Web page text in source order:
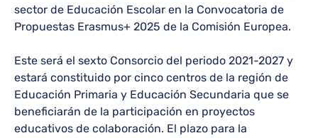
sector de Educación Escolar en la Convocatoria de
Propuestas Erasmus+ 2025 de la Comisión Europea.
Este será el sexto Consorcio del periodo 2021-2027 y
estará constituido por cinco centros de la región de
Educación Primaria y Educación Secundaria que se
beneficiarán de la participación en proyectos
educativos de colaboración. El plazo para la